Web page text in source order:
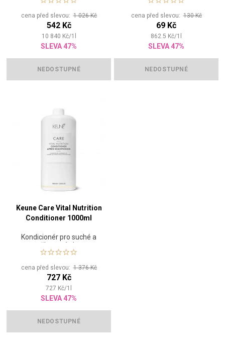
cena před slevou:1 026 Kč
542 Kč
10 840 Kč/1
SLEVA 47%
NEDOSTUPNÉ
cena před slevou:130 Kč
69 Kč
862.5 Kč/1
SLEVA 47%
NEDOSTUPNÉ
Keune Care Vital Nutrition
Conditioner 1000ml
Kondicionér pro suché a
poškozené vlasy
cena před slevou:1 376 Kč
727 Kč
727 Kč/1
SLEVA 47%
NEDOSTUPNÉ